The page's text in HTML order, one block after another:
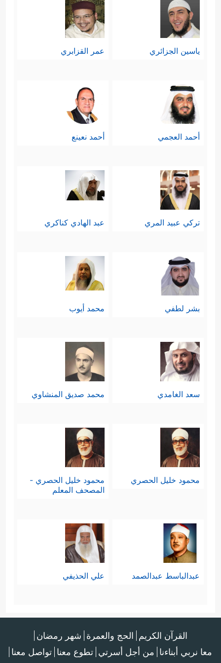
فِی سِتَّةِ أَیَّامࣲ وَمَا مَسَّنَا مِن لُّغُوبࣲ﴾.
سابعًا: ثُمّ يُوجِّهُ القرآنُ خطابه إلى نبيِّنا
الله وحده بالذكر والتسبيح والصلاة
﴿فَٱصۡبِرۡ عَلَىٰ مَا یَقُولُونَ وَسَبِّحۡ بِحَمۡدِ رَبِّكَ قَبۡلَ طُلُوعِ
ٱلشَّمۡسِ وَقَبۡلَ ٱلۡغُرُوبِ﴾
مُحمدًاﷺ
ليس جبَّارًا في الأرض، ولا
يُمكنه أن يتحكَّم بقلوب الناس، وإنّما
فعليها
﴿نَّحۡنُ أَعۡلَمُ بِمَا یَقُولُونَۖ وَمَاۤ أَنتَ عَلَیۡهِم
بِجَبَّارࣲۖ فَذَكِّرۡ بِٱلۡقُرۡءَانِ مَن یَخَافُ وَعِیدِ﴾
ياسين الجزائري عمر القزابري
أحمد العجمي أحمد نعينع
تركي عبيد المري عبد الهادي كناكري
بشر لطفي محمد أيوب
سعد الغامدي محمد صديق المنشاوي
محمود خليل الحصري
محمود خليل الحصري -
المصحف المعلم
عبدالباسط عبدالصمد علي الحذيفي
القرآن الكريم الحج والعمرة شهر رمضان
معا نربي أبناءنا من أجل أسرتي تطوع معنا تواصل معنا